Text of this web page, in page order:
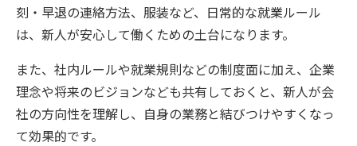
刻・早退の連絡方法、服装など、日常的な就業ルール
は、新人が安心して働くための土台になります。
また、社内ルールや就業規則などの制度面に加え、企業
理念や将来のビジョンなども共有しておくと、新人が会
社の方向性を理解し、自身の業務と結びつけやすくなっ
て効果的です。